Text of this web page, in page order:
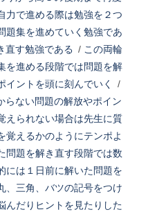
力で進める際は勉強を２つ
題集を進めていく勉強であ
直す勉強である / この両輪
を進める段階では問題を解
イントを頭に刻んでいく
/
らない問題の解放やポイン
えられない場合は先生に質
覚えるかのようにテンポよ
問題を解き直す段階では数
には１日前に解いた問題を
、三角、バツの記号をつけ
んだりヒントを見たりした